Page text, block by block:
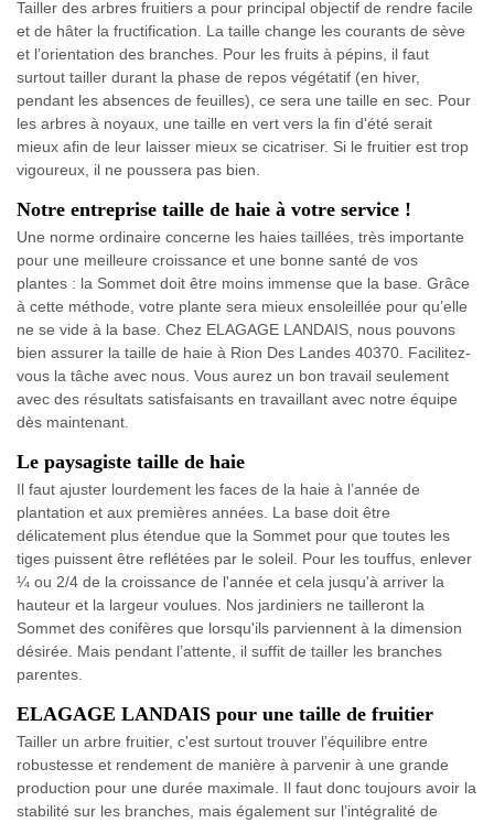
Tailler des arbres fruitiers a pour principal objectif de rendre facile
et de hâter la fructification. La taille change les courants de sève
et l’orientation des branches. Pour les fruits à pépins, il faut
surtout tailler durant la phase de repos végétatif (en hiver,
pendant les absences de feuilles), ce sera une taille en sec. Pour
les arbres à noyaux, une taille en vert vers la fin d'été serait
mieux afin de leur laisser mieux se cicatriser. Si le fruitier est trop
vigoureux, il ne poussera pas bien.
Notre entreprise taille de haie à votre service !
Une norme ordinaire concerne les haies taillées, très importante
pour une meilleure croissance et une bonne santé de vos
plantes : la Sommet doit être moins immense que la base. Grâce
à cette méthode, votre plante sera mieux ensoleillée pour qu’elle
ne se vide à la base. Chez ELAGAGE LANDAIS, nous pouvons
bien assurer la taille de haie à Rion Des Landes 40370. Facilitez-
vous la tâche avec nous. Vous aurez un bon travail seulement
avec des résultats satisfaisants en travaillant avec notre équipe
dès maintenant.
Le paysagiste taille de haie
Il faut ajuster lourdement les faces de la haie à l’année de
plantation et aux premières années. La base doit être
délicatement plus étendue que la Sommet pour que toutes les
tiges puissent être reflétées par le soleil. Pour les touffus, enlever
¼ ou 2/4 de la croissance de l'année et cela jusqu'à arriver la
hauteur et la largeur voulues. Nos jardiniers ne tailleront la
Sommet des conifères que lorsqu'ils parviennent à la dimension
désirée. Mais pendant l’attente, il suffit de tailler les branches
parentes.
ELAGAGE LANDAIS pour une taille de fruitier
Tailler un arbre fruitier, c'est surtout trouver l’équilibre entre
robustesse et rendement de manière à parvenir à une grande
production pour une durée maximale. Il faut donc toujours avoir la
stabilité sur les branches, mais également sur l’intégralité de